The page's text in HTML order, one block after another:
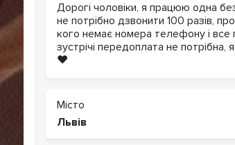
Дорогі чоловіки, я працюю одна
не потрібно дзвонити 100 разів,
кого немає номера телефону і все
зустрічі передоплата не
❤️
Місто
Львів